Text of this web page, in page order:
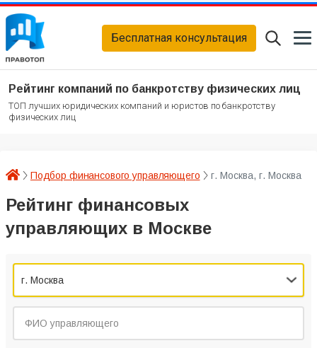
Бесплатная консультация
Рейтинг компаний по банкротству физических лиц
ТОП лучших юридических компаний и юристов по банкротству
физических лиц
Подбор финансового управляющего г. Москва, г. Москва
Рейтинг финансовых
управляющих в Москве
г. Москва